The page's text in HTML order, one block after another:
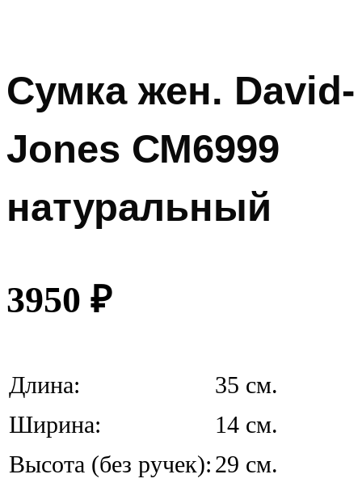
Сумка жен. David-
Jones СМ6999
натуральный
3950 ₽
Длина:
35 см.
Ширина:
14 см.
Высота (без ручек): 29 см.